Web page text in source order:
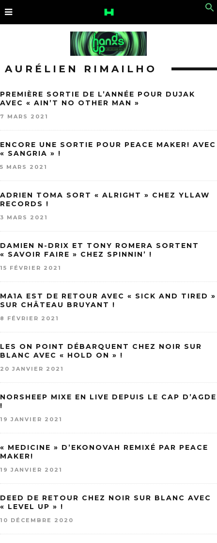
AURÉLIEN RIMAILHO
PREMIÈRE SORTIE DE L’ANNÉE POUR DUJAK
AVEC « AIN’T NO OTHER MAN »
7 MARS 2021
ENCORE UNE SORTIE POUR PEACE MAKER! AVEC
« SANGRIA » !
5 MARS 2021
ADRIEN TOMA SORT « ALRIGHT » CHEZ YLLAW
RECORDS !
3 MARS 2021
DAMIEN N-DRIX ET TONY ROMERA SORTENT
« SAVOIR FAIRE » CHEZ SPINNIN’ !
15 FÉVRIER 2021
MA1A EST DE RETOUR AVEC « SICK AND TIRED »
SUR CHÂTEAU BRUYANT !
8 FÉVRIER 2021
LES ON POINT DÉBARQUENT CHEZ NOIR SUR
BLANC AVEC « HOLD ON » !
20 JANVIER 2021
NORSHEEP MIXE EN LIVE DEPUIS LE CAP D’AGDE
!
19 JANVIER 2021
« MEDICINE » D’EKONOVAH REMIXÉ PAR PEACE
MAKER!
19 JANVIER 2021
DEED DE RETOUR CHEZ NOIR SUR BLANC AVEC
« LEVEL UP » !
10 DÉCEMBRE 2020